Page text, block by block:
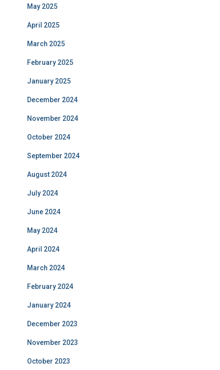
May 2025
April 2025
March 2025
February 2025
January 2025
December 2024
November 2024
October 2024
September 2024
August 2024
July 2024
June 2024
May 2024
April 2024
March 2024
February 2024
January 2024
December 2023
November 2023
October 2023